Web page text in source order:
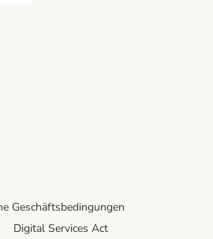
Geschäftsbedingungen
Digital Services Act